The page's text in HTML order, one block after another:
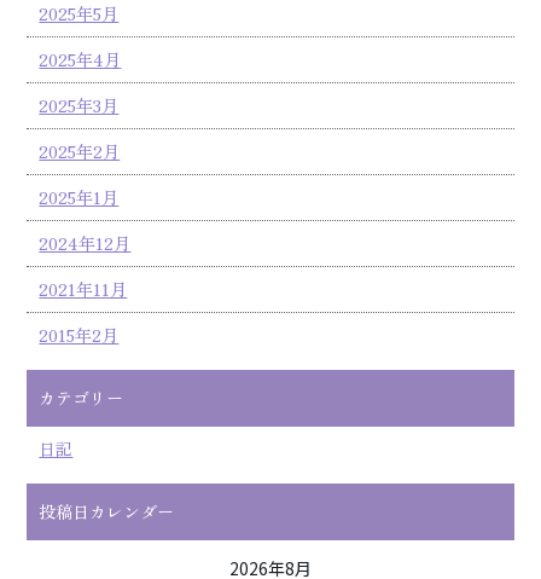
2025年5月
2025年4月
2025年3月
2025年2月
2025年1月
2024年12月
2021年11月
2015年2月
カテゴリー
日記
投稿日カレンダー
2026年8月